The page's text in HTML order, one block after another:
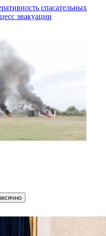
спасательных
эвакуации